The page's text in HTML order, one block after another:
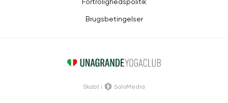
Brugsbetingelser
Skabt i SoloMedia